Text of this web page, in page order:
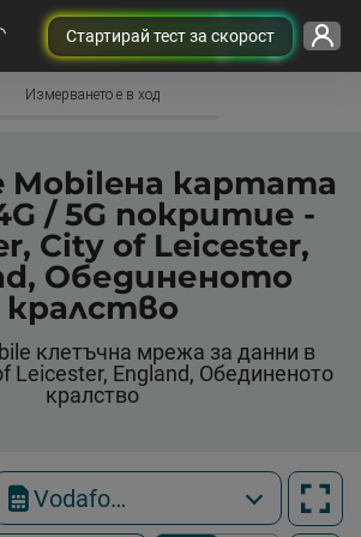
Cтартирай тест за скорост
Измерването е в ход
Mobileна картата
/ 5G покритие -
City of Leicester,
Обединеното
кралство
клетъчна мрежа за данни в
Leicester, England, Обединеното
кралство
Vodafone Mobile